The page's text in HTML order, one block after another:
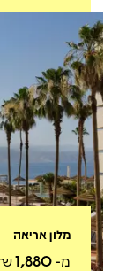
מלון אריאה
מ-1,880
₪